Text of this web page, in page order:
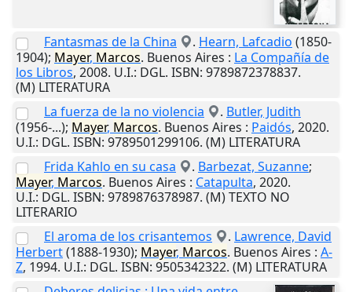
Fantasmas de la China . Hearn, Lafcadio (1850-
1904); Mayer, Marcos. Buenos Aires : La Compañía de
los Libros, 2008. U.I.: DGL. ISBN: 9789872378837.
(M) LITERATURA
La fuerza de la no violencia
. Butler, Judith
(1956-...); Mayer, Marcos. Buenos Aires : Paidós, 2020.
U.I.: DGL. ISBN: 9789501299106. (M) LITERATURA
Frida Kahlo en su casa
. Barbezat, Suzanne;
Mayer, Marcos. Buenos Aires : Catapulta, 2020.
U.I.: DGL. ISBN: 9789876378987. (M) TEXTO NO
LITERARIO
El aroma de los crisantemos
. Lawrence, David
Herbert(1888-1930); Mayer, Marcos. Buenos Aires : A-
Z, 1994. U.I.: DGL. ISBN: 9505342322. (M) LITERATURA